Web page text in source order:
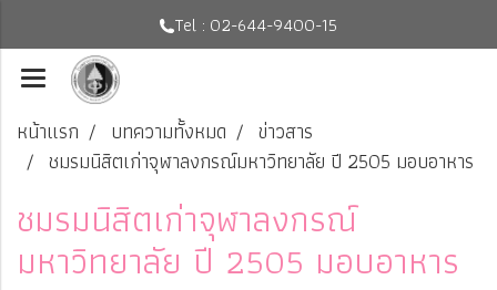
Tel : 02-644-9400-15
หน้าแรก บทความทั้งหมด
ข่าวสาร
ชมรมนิสิตเก่าจุฬาลงกรณ์มหาวิทยาลัย ปี 2505 มอบอาหาร
ชมรมนิสิตเก่าจุฬาลงกรณ์
มหาวิทยาลัย ปี 2505 มอบอาหาร